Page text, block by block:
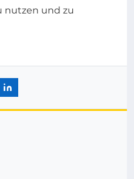
nutzen und zu